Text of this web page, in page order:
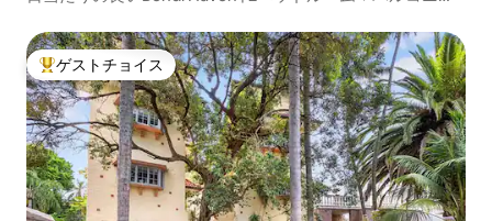
大好評のゲストチョイスです。
ゲストチョイス